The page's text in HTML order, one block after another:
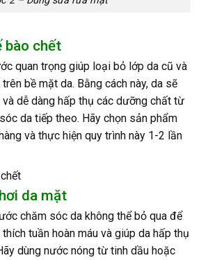
bào chết
quan trọng giúp loại bỏ lớp da cũ và
bề mặt da. Bằng cách này, da sẽ
dễ dàng hấp thụ các dưỡng chất từ
da tiếp theo. Hãy chọn sản phẩm
và thực hiện quy trình này 1-2 lần
da mặt
chăm sóc da không thể bỏ qua để
tuần hoàn máu và giúp da hấp thụ
dùng nước nóng từ tinh dầu hoặc